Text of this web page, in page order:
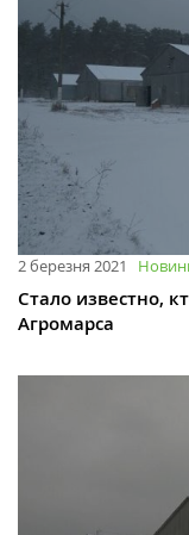
2 березня 2021
Стало известно,
Агромарса